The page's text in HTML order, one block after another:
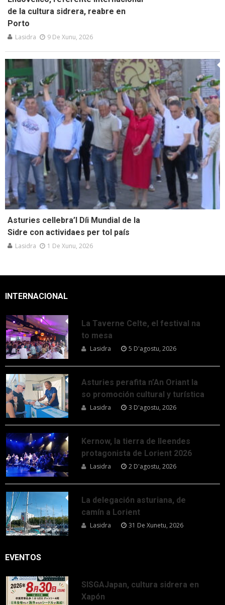
de la cultura sidrera, reabre en
Porto
Lasidra 9 De Xunu, 2026
Asturies cellebra’l Díi Mundial de la
Sidre con actividaes per tol país
Lasidra 1 De Xunu, 2026
INTERNACIONAL
La Taverne Celte, el festival na
to mesa
Lasidra 5 D'agostu, 2026
Asturies perafita n’An Oriant la
so promoción cultural y turística
Lasidra 3 D'agostu, 2026
Kernow, la tierra de lleendes
protagonista de Lorient 2026
Lasidra 2 D'agostu, 2026
La delegación asturiana, de
camín a Lorient
Lasidra 31 De Xunetu, 2026
EVENTOS
SISGAJapan, cultura sidrera en
Xapón